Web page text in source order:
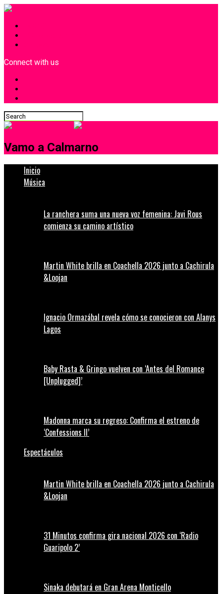
Connect with us
Vamo a Calmarno
Inicio
Música
La ranchera suma una nueva voz femenina: Javi Rous
comienza su camino artístico
Martin White brilla en Coachella 2026 junto a Cachirula
&Loojan
Ignacio Ormazábal revela cómo se conocieron con Alanys
Lagos
Baby Rasta & Gringo vuelven con ‘Antes del Romance
[Unplugged]’
Madonna marca su regreso: Confirma el estreno de
‘Confessions II’
Espectáculos
Martin White brilla en Coachella 2026 junto a Cachirula
&Loojan
31 Minutos confirma gira nacional 2026 con ‘Radio
Guaripolo 2’
Sinaka debutará en Gran Arena Monticello